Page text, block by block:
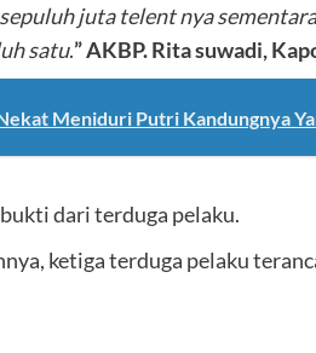
juta telent nya
satu.” AKBP. Rita suwadi,
Meniduri Putri Kandungnya
dari terduga pelaku.
ketiga terduga pelaku